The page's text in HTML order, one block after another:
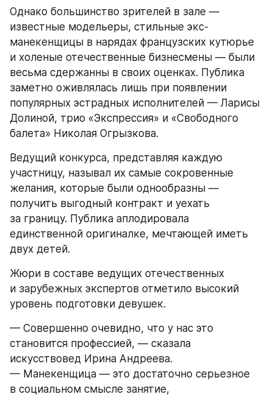
Однако большинство зрителей в зале —
известные модельеры, стильные экс-
манекенщицы в нарядах французских кутюрье
и холеные отечественные бизнесмены — были
весьма сдержанны в своих оценках. Публика
заметно оживлялась лишь при появлении
популярных эстрадных исполнителей — Ларисы
Долиной, трио «Экспрессия» и «Свободного
балета» Николая Огрызкова.
Ведущий конкурса, представляя каждую
участницу, называл их самые сокровенные
желания, которые были однообразны —
получить выгодный контракт и уехать
за границу. Публика аплодировала
единственной оригиналке, мечтающей иметь
двух детей.
Жюри в составе ведущих отечественных
и зарубежных экспертов отметило высокий
уровень подготовки девушек.
— Совершенно очевидно, что у нас это
становится профессией, — сказала
искусствовед Ирина Андреева.
— Манекенщица — это достаточно серьезное
в социальном смысле занятие,